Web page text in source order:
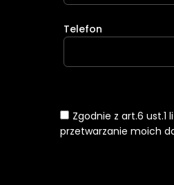
Telefon
Zgodnie z art.6 ust.1
przetwarzanie moich